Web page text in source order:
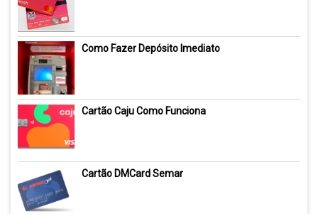
Como Fazer Depósito Imediato
Cartão Caju Como Funciona
Cartão DMCard Semar